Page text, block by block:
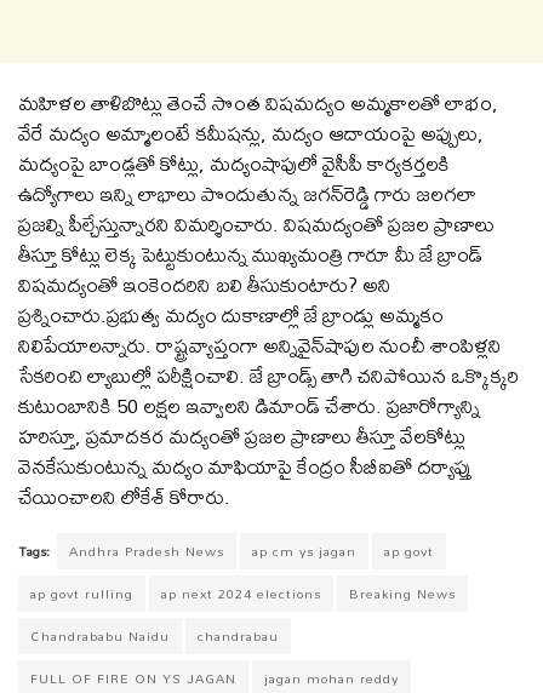
మ‌హిళ‌ల తాళిబొట్లు తెంచే సొంత విష‌మ‌ద్యం అమ్మ‌కాల‌తో లాభం,
వేరే మ‌ద్యం అమ్మాలంటే క‌మీష‌న్లు, మ‌ద్యం ఆదాయంపై అప్పులు,
మ‌ద్యంపై బాండ్లతో కోట్లు, మ‌ద్యంషాపులో వైసీపీ కార్య‌క‌ర్త‌ల‌కి
ఉద్యోగాలు ఇన్ని లాభాలు పొందుతున్న జ‌గ‌న్‌రెడ్డి గారు జ‌ల‌గ‌లా
ప్ర‌జ‌ల్ని పీల్చేస్తున్నారని విమర్శించారు. విష‌మ‌ద్యంతో ప్ర‌జ‌ల ప్రాణాలు
తీస్తూ కోట్లు లెక్క పెట్టుకుంటున్న ముఖ్య‌మంత్రి గారూ మీ జే బ్రాండ్
విష‌మ‌ద్యంతో ఇంకెంద‌రిని బ‌లి తీసుకుంటారు? అని
ప్రశ్నించారు.ప్ర‌భుత్వ మ‌ద్యం దుకాణాల్లో జే బ్రాండ్లు అమ్మ‌కం
నిలిపేయాలన్నారు. రాష్ట్ర‌వ్యాప్తంగా అన్నివైన్‌షాపుల నుంచీ శాంపిళ్ల‌ని
సేక‌రించి ల్యాబుల్లో ప‌రీక్షించాలి. జే బ్రాండ్స్ తాగి చ‌నిపోయిన ఒక్కొక్క‌రి
కుటుంబానికి 50 ల‌క్ష‌ల ఇవ్వాలని డిమాండ్‌ చేశారు. ప్ర‌జారోగ్యాన్ని
హ‌రిస్తూ, ప్ర‌మాద‌క‌ర మ‌ద్యంతో ప్ర‌జ‌ల ప్రాణాలు తీస్తూ వేల‌కోట్లు
వెనకేసుకుంటున్న మ‌ద్యం మాఫియాపై కేంద్రం సీబీఐతో ద‌ర్యాప్తు
చేయించాలని లోకేశ్‌ కోరారు.
Tags: Andhra Pradesh News ap cm ys jagan
ap govt
ap govt rulling
ap next 2024 elections
Breaking News
Chandrababu Naidu
chandrabau
FULL OF FIRE ON YS JAGAN
jagan mohan reddy